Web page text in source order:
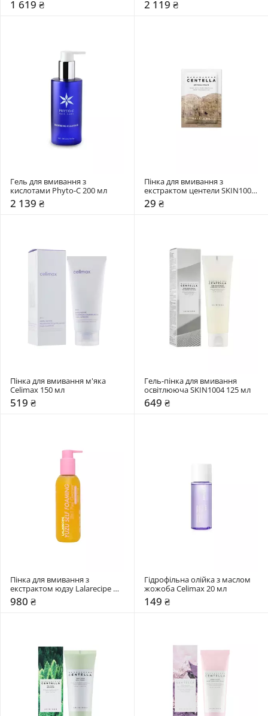
1 619 ₴ 2 119 ₴
Гель для вмивання з
кислотами Phyto-C 200 мл
2 139 ₴
Пінка для вмивання з
екстрактом центели SKIN1004
1,5 мл
29 ₴
Пінка для вмивання м'яка
Celimax 150 мл
519 ₴
Гель-пінка для вмивання
освітлююча SKIN1004 125 мл
649 ₴
Пінка для вмивання з
екстрактом юдзу Lalarecipe
200 мл
980 ₴
Гідрофільна олійка з маслом
жожоба Celimax 20 мл
149 ₴